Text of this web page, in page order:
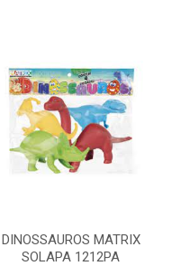
DINOSSAUROS MATRIX
SOLAPA 1212PA